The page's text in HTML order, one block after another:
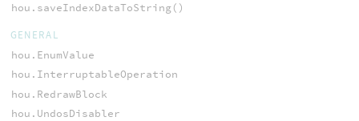
hou.saveIndexDataToString()
GENERAL
hou.EnumValue
hou.InterruptableOperation
hou.RedrawBlock
hou.UndosDisabler